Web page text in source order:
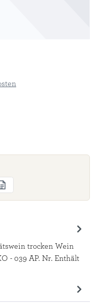
trocken Wein
- 039 AP. Nr. Enthält